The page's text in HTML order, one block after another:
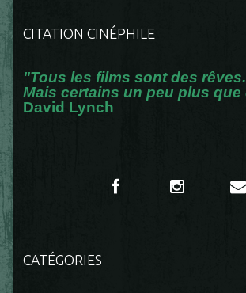
CITATION CINÉPHILE
"Tous les films sont des rêves.
Mais certains un peu plus
David Lynch
CATÉGORIES